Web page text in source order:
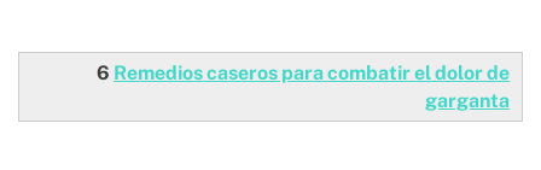
6 Remedios caseros para combatir el dolor de
garganta